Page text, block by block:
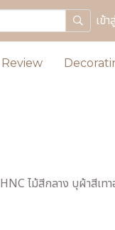
เข้
Review
HNC ไม้สีกลาง บุผ้าสีเท